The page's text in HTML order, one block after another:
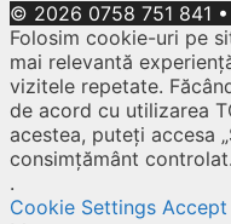
© 2026 0758 751 841
Folosim cookie-uri pe
mai relevantă
vizitele repetate.
de acord cu utilizarea
acestea, puteți accesa
consimțământ controlat.
.
Cookie Settings